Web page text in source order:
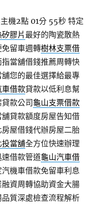
機2點 01分 55秒 特定
膠片最好的陶瓷散熱
留車週轉樹林支票借
當舖借錢推薦周轉快
您的最佳選擇給最專
車借款貸款以低利息幫
款公司 龜山支票借款
貸款額度房屋告知借
房屋借錢代辦房屋二胎
投當舖全方位快速辦理
借款管道龜山汽車借
機車借款免留車利息
資周轉協助資金大腸
品質深處檢查流程解析